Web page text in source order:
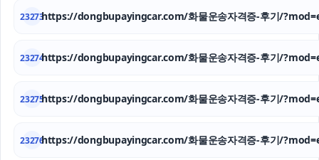
23273https://dongbupayingcar.com/화물운송자격증-후기/
23274https://dongbupayingcar.com/화물운송자격증-후기/
23275https://dongbupayingcar.com/화물운송자격증-후기/
23276https://dongbupayingcar.com/화물운송자격증-후기/